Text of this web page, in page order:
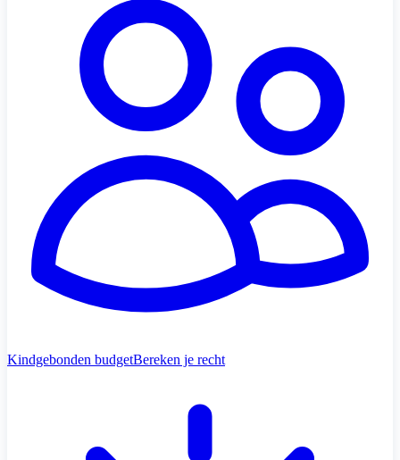
Kindgebonden budgetBereken je recht